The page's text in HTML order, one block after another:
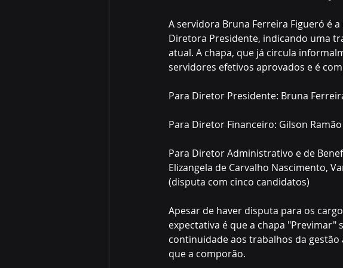
A servidora Bruna Ferreira Figueró é
Diretora Presidente, indicando uma
atual. A chapa, que já circula
servidores efetivos aprovados e é
Para Diretor Presidente: Bruna
Para Diretor Financeiro: Gilson
Para Diretor Administrativo e de
Elizangela de Carvalho Nascimento,
(disputa com cinco candidatos)
Apesar de haver disputa para os
expectativa é que a chapa "Previmar"
continuidade aos trabalhos da gestão
que a comporão.